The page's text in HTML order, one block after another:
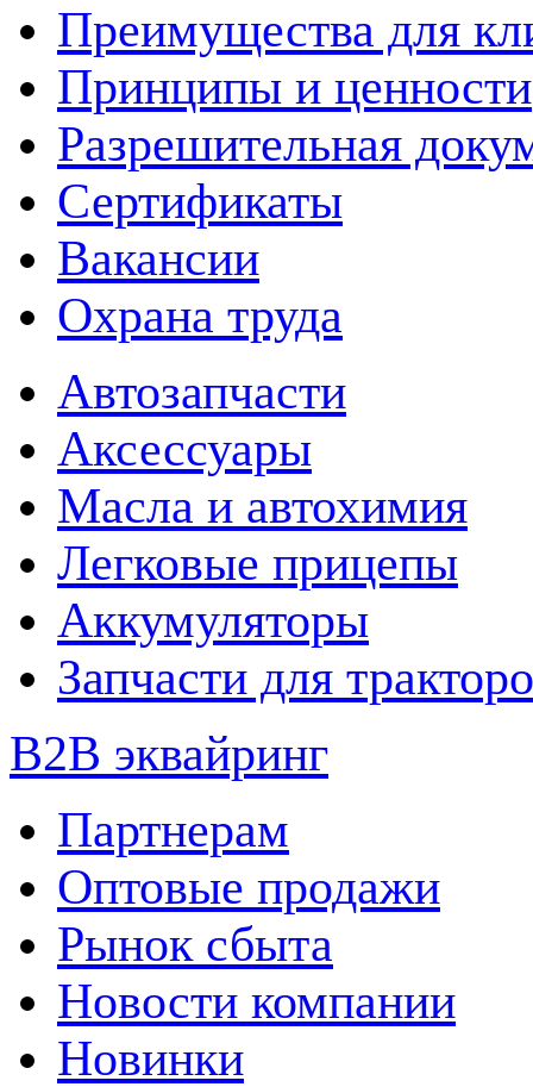
Преимущества для
Принципы и ценности
Разрешительная
Сертификаты
Вакансии
Охрана труда
Автозапчасти
Аксессуары
Масла и автохимия
Легковые прицепы
Аккумуляторы
Запчасти для
B2B эквайринг
Партнерам
Оптовые продажи
Рынок сбыта
Новости компании
Новинки